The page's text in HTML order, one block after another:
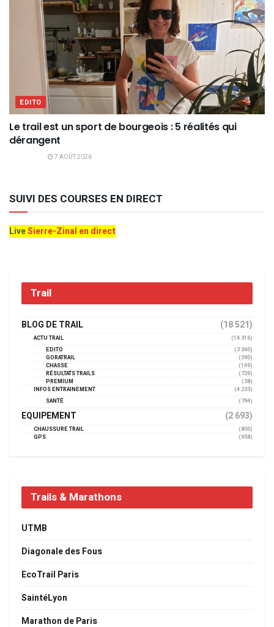
EDITO
Le trail est un sport de bourgeois : 5 réalités qui
dérangent
7 AOÛT 2026
SUIVI DES COURSES EN DIRECT
LiveSierre-Zinal en direct
Trail
BLOG DE TRAIL (18 521)
ACTU TRAIL
(14 316)
EDITO
(3 360)
GORATRAIL
(390)
CHASSE
(149)
RÉSULTATS TRAILS
(739)
PREMIUM
(38)
INFOS ENTRAINEMENT
(4 233)
SANTÉ
(794)
EQUIPEMENT (2 693)
CHAUSSURE TRAIL
(800)
GPS
(958)
Trails & Marathons
UTMB
Diagonale des Fous
EcoTrail Paris
SaintéLyon
Marathon de Paris